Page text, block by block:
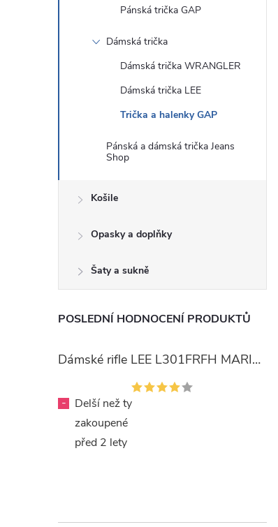
Pánská trička GAP
Dámská trička
Dámská trička WRANGLER
Dámská trička LEE
Trička a halenky GAP
Pánská a dámská trička Jeans
Shop
Košile
Opasky a doplňky
Šaty a sukně
POSLEDNÍ HODNOCENÍ PRODUKTŮ
Dámské rifle LEE L301FRFH MARION STRAIGHT RINSE
-
Delší než ty
zakoupené
před 2 lety